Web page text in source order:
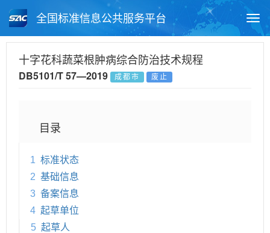
全国标准信息公共服务平台
月报查询 标准公告查询
十字花科蔬菜根肿病综合防治技术规程
DB5101/T 57—2019 成都市 废止
目录
1 标准状态
2 基础信息
3 备案信息
4 起草单位
5 起草人